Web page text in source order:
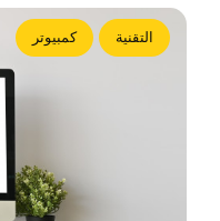
التقنية كمبيوتر